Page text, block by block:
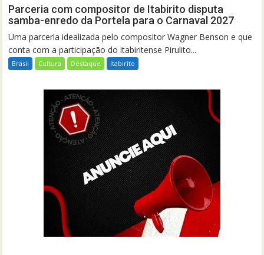
Parceria com compositor de Itabirito disputa
samba-enredo da Portela para o Carnaval 2027
Uma parceria idealizada pelo compositor Wagner Benson e que
conta com a participação do itabiritense Pirulito...
Brasil Cultura Destaque Itabirito